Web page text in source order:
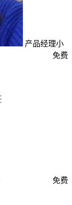
产品经理小
免费
免费